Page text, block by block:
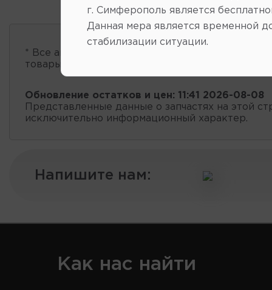
* Все автозапчасти
товары проходит несколько раз в сутки.
Обновление остатков и цен: 11:41 2026-08-08
Представленные данные о запчастях на этой
исключительно информационный характер.
Напишите нам:
Как нас найти
г. Симферополь является
Данная мера является временной
стабилизации ситуации.